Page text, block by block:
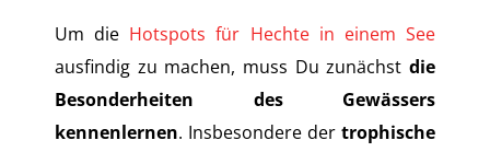
Um die Hotspots für Hechte in einem See
ausfindig zu machen, muss Du zunächst die
Besonderheiten des Gewässers
kennenlernen. Insbesondere der trophische